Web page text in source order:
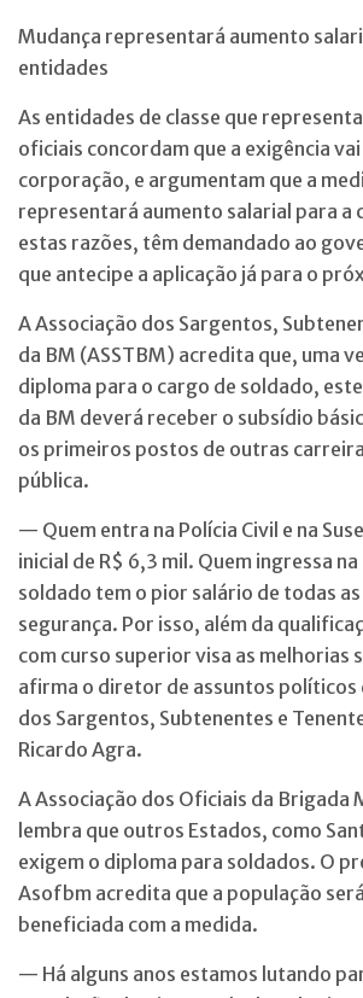
Mudança representará aumento
entidades
As entidades de classe que
oficiais concordam que a exigência
corporação, e argumentam que a
representará aumento salarial para a
estas razões, têm demandado ao
que antecipe a aplicação já para o
A Associação dos Sargentos,
da BM (ASSTBM) acredita que, uma
diploma para o cargo de soldado,
da BM deverá receber o subsídio
os primeiros postos de outras
pública.
— Quem entra na Polícia Civil e na
inicial de R$ 6,3 mil. Quem ingressa
soldado tem o pior salário de todas
segurança. Por isso, além da
com curso superior visa as melhorias
afirma o diretor de assuntos políticos
dos Sargentos, Subtenentes e
Ricardo Agra.
A Associação dos Oficiais da
lembra que outros Estados, como
exigem o diploma para soldados. O
Asofbm acredita que a população
beneficiada com a medida.
— Há alguns anos estamos lutando